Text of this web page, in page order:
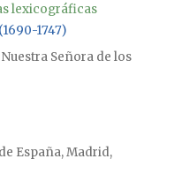
lexicográficas
1747)
Señora de los
España, Madrid,